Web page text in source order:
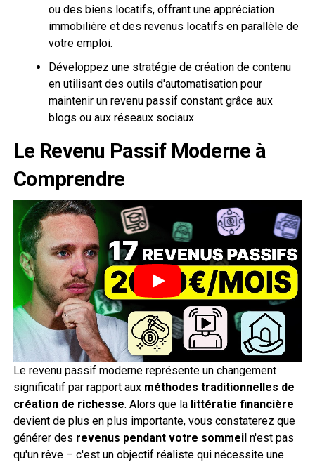
ou des biens locatifs, offrant une appréciation
immobilière et des revenus locatifs en parallèle de
votre emploi.
Développez une stratégie de création de contenu
en utilisant des outils d'automatisation pour
maintenir un revenu passif constant grâce aux
blogs ou aux réseaux sociaux.
Le Revenu Passif Moderne à
Comprendre
Le revenu passif moderne représente un changement
significatif par rapport aux méthodes traditionnelles de
création de richesse. Alors que la littératie financière
devient de plus en plus importante, vous constaterez que
générer des revenus pendant votre sommeiln'est pas
qu'un rêve – c'est un objectif réaliste qui nécessite une